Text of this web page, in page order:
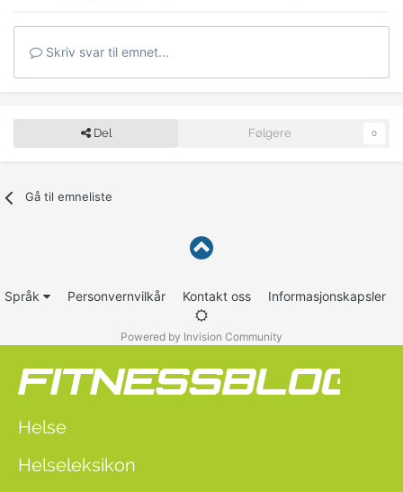
Skriv svar til emnet...
Del Følgere 0
Gå til emneliste
Språk Personvernvilkår Kontakt oss Informasjonskapsler
Powered by Invision Community
Helse
Helseleksikon